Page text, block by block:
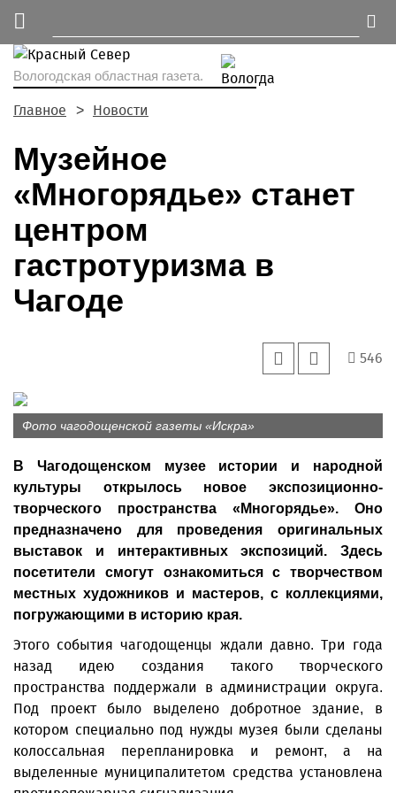
Вологодская областная газета.
Главное Новости
Музейное
«Многорядье» станет
центром
гастротуризма в
Чагоде
546
Фото чагодощенской газеты «Искра»
В Чагодощенском музее истории и народной
культуры открылось новое экспозиционно-
творческого пространства «Многорядье». Оно
предназначено для проведения оригинальных
выставок и интерактивных экспозиций. Здесь
посетители смогут ознакомиться с творчеством
местных художников и мастеров, с коллекциями,
погружающими в историю края.
Этого события чагодощенцы ждали давно. Три года
назад идею создания такого творческого
пространства поддержали в администрации округа.
Под проект было выделено добротное здание, в
котором специально под нужды музея были сделаны
колоссальная перепланировка и ремонт, а на
выделенные муниципалитетом средства установлена